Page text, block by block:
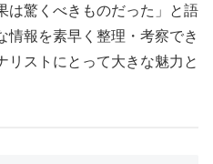
は驚くべきものだった」と語
情報を素早く整理・考察でき
リストにとって大きな魅力と